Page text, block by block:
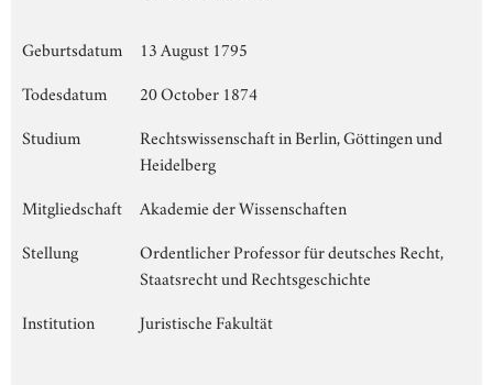
Geburtsdatum
13 August 1795
Todesdatum
20 October 1874
Studium
Rechtswissenschaft in Berlin, Göttingen und
Heidelberg
Mitgliedschaft
Akademie der Wissenschaften
Stellung
Ordentlicher Professor für deutsches Recht,
Staatsrecht und Rechtsgeschichte
Institution
Juristische Fakultät